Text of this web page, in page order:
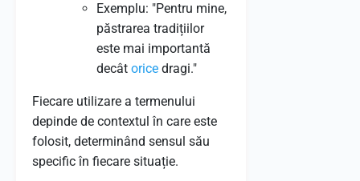
Exemplu: "Pentru mine,
păstrarea tradițiilor
este mai importantă
decât orice dragi."
Fiecare utilizare a termenului
depinde de contextul în care este
folosit, determinând sensul său
specific în fiecare situație.